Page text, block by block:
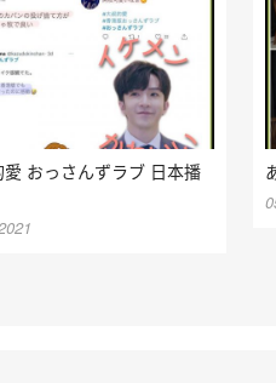
おっさんずラブ 日本播